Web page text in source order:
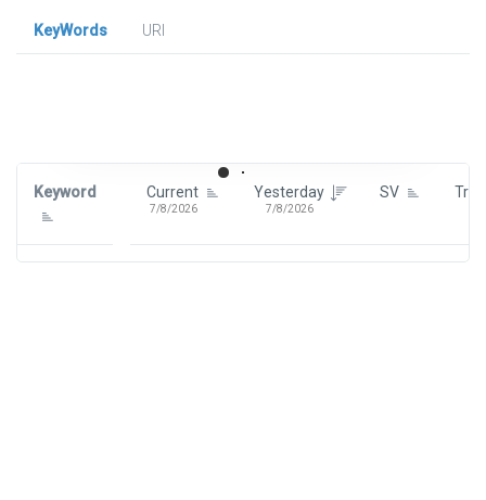
KeyWords
URl
Keyword Current
7/8/2026
Yesterday
7/8/2026
SV